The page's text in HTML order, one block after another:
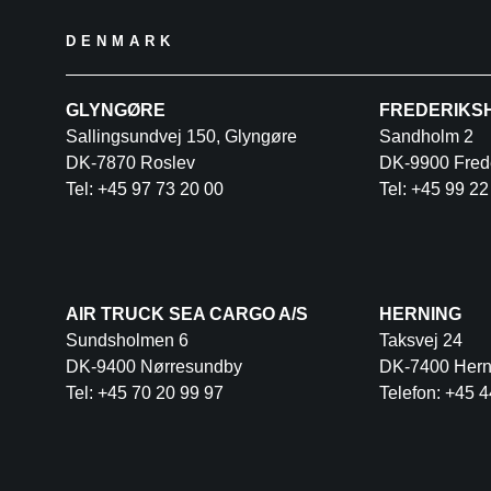
DENMARK
GLYNGØRE
Sallingsundvej 150, Glyngøre
DK-7870 Roslev
Tel: +45 97 73 20 00
Sandholm 2
DK-9900
Tel: +45 99
AIR TRUCK SEA CARGO A/S
Sundsholmen 6
DK-9400 Nørresundby
Tel: +45 70 20 99 97
HERNING
Taksvej 24
DK-7400
Telefon: +45